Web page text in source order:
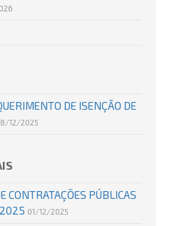
DE ISENÇÃO DE
12/2025
CONTRATAÇÕES PÚBLICAS
01/12/2025